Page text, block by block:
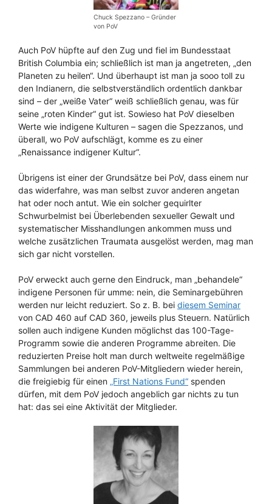
Chuck Spezzano – Gründer
von PoV
Auch PoV hüpfte auf den Zug und fiel im Bundesstaat
British Columbia ein; schließlich ist man ja angetreten, „den
Planeten zu heilen“. Und überhaupt ist man ja sooo toll zu
den Indianern, die selbstverständlich ordentlich dankbar
sind – der „weiße Vater“ weiß schließlich genau, was für
seine „roten Kinder“ gut ist. Sowieso hat PoV dieselben
Werte wie indigene Kulturen – sagen die Spezzanos, und
überall, wo PoV aufschlägt, komme es zu einer
„Renaissance indigener Kultur“.
Übrigens ist einer der Grundsätze bei PoV, dass einem nur
das widerfahre, was man selbst zuvor anderen angetan
hat oder noch antut. Wie ein solcher gequirlter
Schwurbelmist bei Überlebenden sexueller Gewalt und
systematischer Misshandlungen ankommen muss und
welche zusätzlichen Traumata ausgelöst werden, mag man
sich gar nicht vorstellen.
PoV erweckt auch gerne den Eindruck, man „behandele“
indigene Personen für umme: nein, die Seminargebühren
werden nur leicht reduziert. So z. B. bei diesem Seminar
von CAD 460 auf CAD 360, jeweils plus Steuern. Natürlich
sollen auch indigene Kunden möglichst das 100-Tage-
Programm sowie die anderen Programme abreiten. Die
reduzierten Preise holt man durch weltweite regelmäßige
Sammlungen bei anderen PoV-Mitgliedern wieder herein,
die freigiebig für einen „First Nations Fund“ spenden
dürfen, mit dem PoV jedoch angeblich gar nichts zu tun
hat: das sei eine Aktivität der Mitglieder.